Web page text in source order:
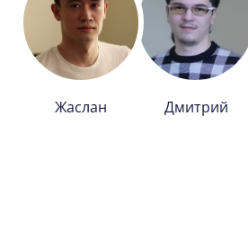
Жаслан Дмитрий